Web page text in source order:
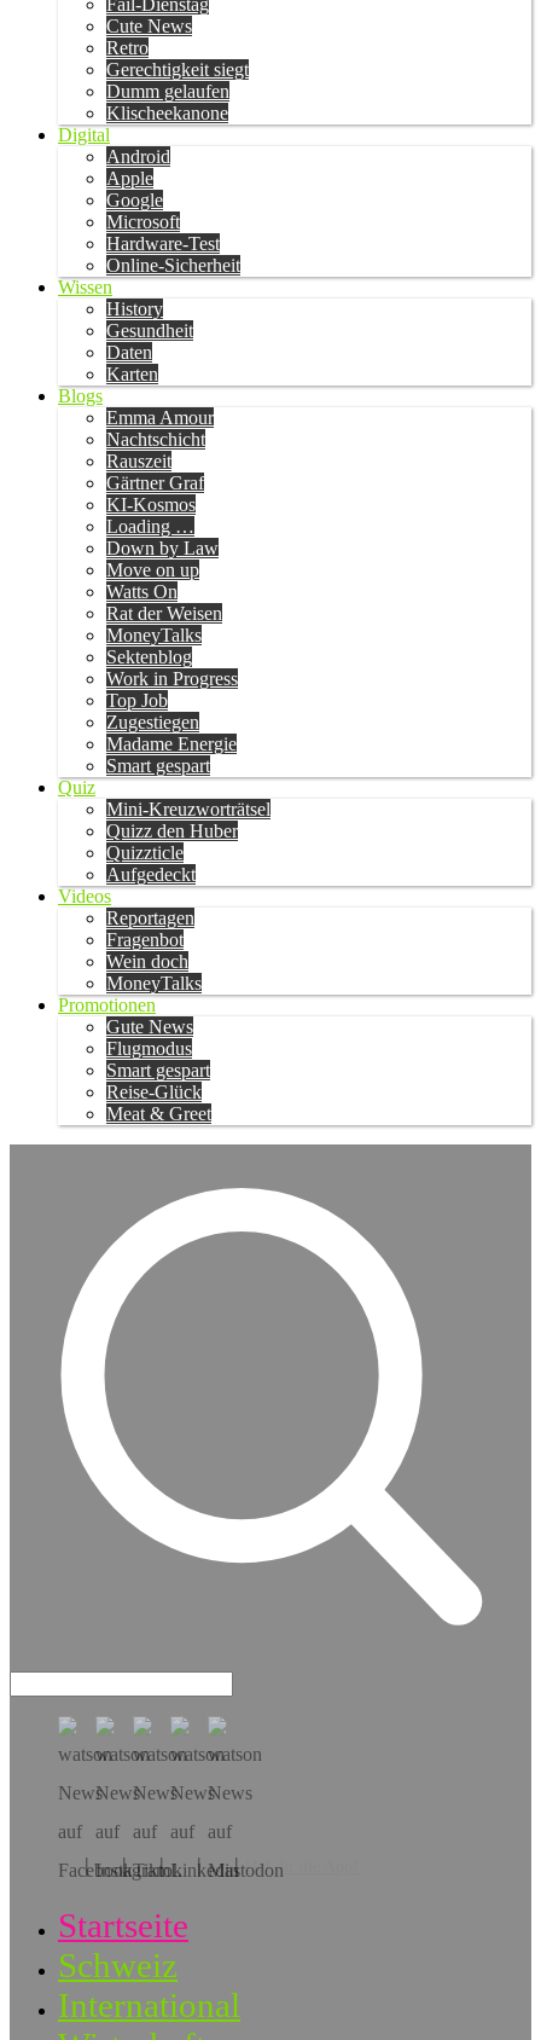
Fail-Dienstag
Cute News
Retro
Gerechtigkeit siegt
Dumm gelaufen
Klischeekanone
Digital
Android
Apple
Google
Microsoft
Hardware-Test
Online-Sicherheit
Wissen
History
Gesundheit
Daten
Karten
Blogs
Emma Amour
Nachtschicht
Rauszeit
Gärtner Graf
KI-Kosmos
Loading …
Down by Law
Move on up
Watts On
Rat der Weisen
MoneyTalks
Sektenblog
Work in Progress
Top Job
Zugestiegen
Madame Energie
Smart gespart
Quiz
Mini-Kreuzworträtsel
Quizz den Huber
Quizzticle
Aufgedeckt
Videos
Reportagen
Fragenbot
Wein doch
MoneyTalks
Promotionen
Gute News
Flugmodus
Smart gespart
Reise-Glück
Meat & Greet
Hol dir die App!
Startseite
Schweiz
International